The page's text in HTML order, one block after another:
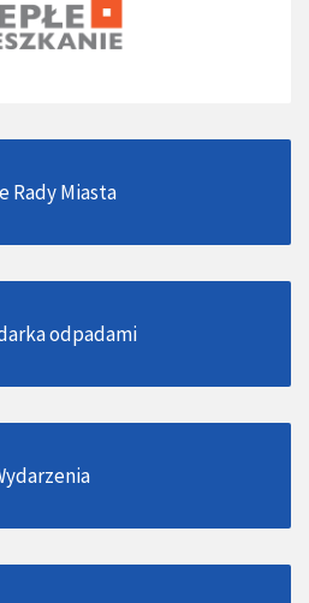
Rady Miasta
odpadami